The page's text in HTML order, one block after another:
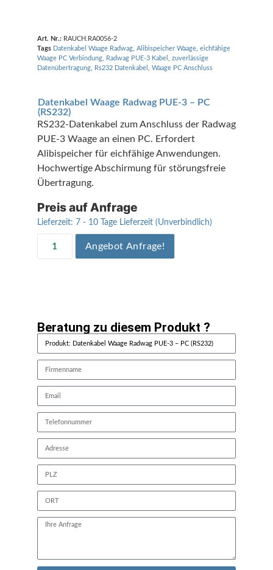
Art. Nr.: RAUCH.RA0056-2
Tags Datenkabel Waage Radwag, Alibispeicher Waage, eichfähige
Waage PC Verbindung, Radwag PUE-3 Kabel
zuverlässige
Datenübertragung, Rs232 Datenkabel Waage PC Anschluss
Datenkabel Waage Radwag PUE-3 – PC
(RS232)
RS232-Datenkabel zum Anschluss der Radwag
PUE-3 Waage an einen PC. Erfordert
Alibispeicher für eichfähige Anwendungen.
Hochwertige Abschirmung für störungsfreie
Übertragung.
Preis auf Anfrage
Lieferzeit: 7 - 10 Tage Lieferzeit (Unverbindlich)
Angebot Anfrage!
Beratung zu diesem Produkt ?